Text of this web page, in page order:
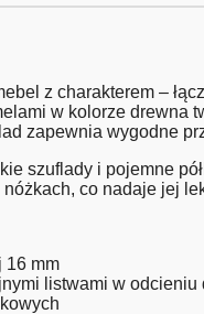
z charakterem –
w kolorze drewna
zapewnia wygodne
szuflady i pojemne
co nadaje jej
16 mm
listwami w odcieniu